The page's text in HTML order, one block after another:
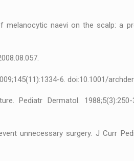
melanocytic naevi on the scalp: a
6. doi:10.1001/
Dermatol. 1988;5(3):250-
unnecessary surgery. J Curr